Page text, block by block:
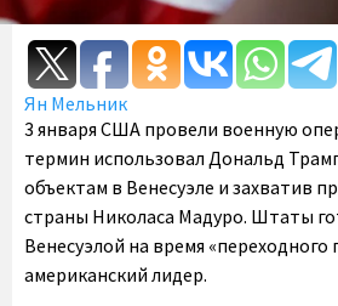
Ян Мельник
3 января США провели военную
термин использовал Дональд
объектам в Венесуэле и захватив
страны Николаса Мадуро. Штаты
Венесуэлой на время «переходного
американский лидер.